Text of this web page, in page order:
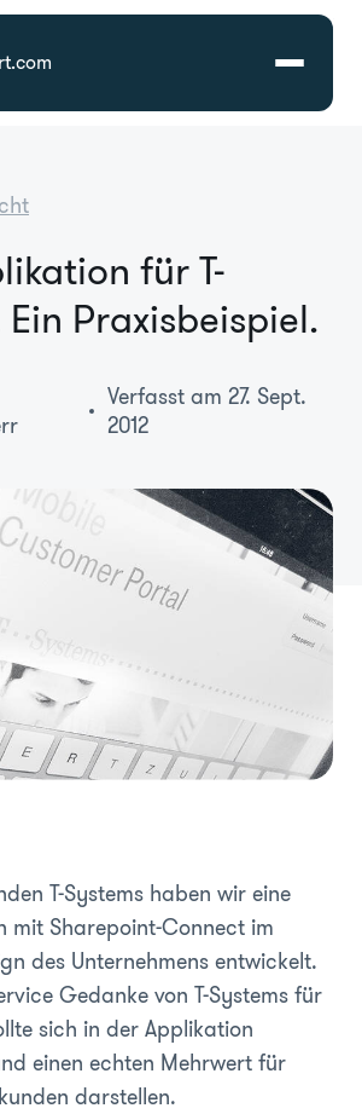
für T-
Ein Praxisbeispiel.
Verfasst am 27. Sept.
2012
T-Systems haben wir eine
mit Sharepoint-Connect im
des Unternehmens entwickelt.
Gedanke von T-Systems für
sich in der Applikation
einen echten Mehrwert für
darstellen.